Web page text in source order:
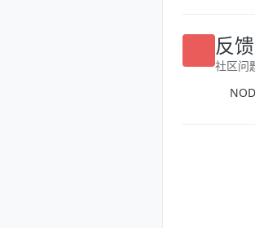
反馈